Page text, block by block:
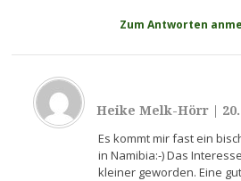
Zum Antworten
Heike Melk-Hörr
Es kommt mir fast ein
in Namibia:-) Das
kleiner geworden. Eine